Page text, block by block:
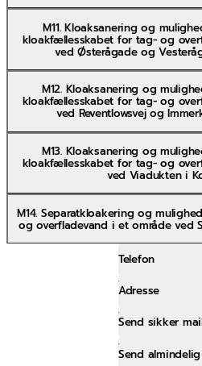
M11. Kloaksanering og
kloakfællesskabet for tag- og
ved Østerågade og
M12. Kloaksanering og
kloakfællesskabet for tag- og
ved Reventlowsvej og
M13. Kloaksanering og
kloakfællesskabet for tag- og
ved Viadukten i
M14. Separatkloakering og
og overfladevand i et område ved
Telefon
Adresse
Send sikker
Send